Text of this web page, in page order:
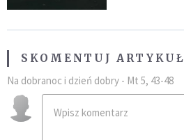
SKOMENTUJ ARTYKUŁ
Na dobranoc i dzień dobry - Mt 5, 43-48